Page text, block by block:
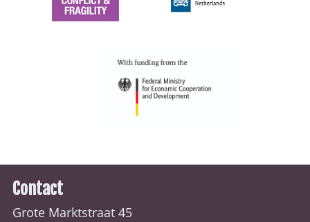
Contact
Grote Marktstraat 45